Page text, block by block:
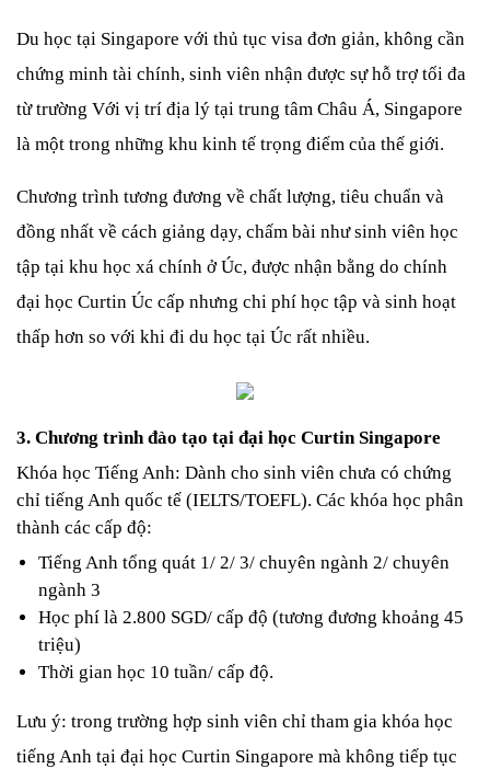
Du học tại Singapore với thủ tục visa đơn giản, không cần
chứng minh tài chính, sinh viên nhận được sự hỗ trợ tối đa
từ trường Với vị trí địa lý tại trung tâm Châu Á, Singapore
là một trong những khu kinh tế trọng điểm của thế giới.
Chương trình tương đương về chất lượng, tiêu chuẩn và
đồng nhất về cách giảng dạy, chấm bài như sinh viên học
tập tại khu học xá chính ở Úc, được nhận bằng do chính
đại học Curtin Úc cấp nhưng chi phí học tập và sinh hoạt
thấp hơn so với khi đi du học tại Úc rất nhiều.
3. Chương trình đào tạo tại đại học Curtin Singapore
Khóa học Tiếng Anh: Dành cho sinh viên chưa có chứng
chỉ tiếng Anh quốc tế (IELTS/TOEFL). Các khóa học phân
thành các cấp độ:
Tiếng Anh tổng quát 1/ 2/ 3/ chuyên ngành 2/ chuyên
ngành 3
Học phí là 2.800 SGD/ cấp độ (tương đương khoảng 45
triệu)
Thời gian học 10 tuần/ cấp độ.
Lưu ý: trong trường hợp sinh viên chỉ tham gia khóa học
tiếng Anh tại đại học Curtin Singapore mà không tiếp tục